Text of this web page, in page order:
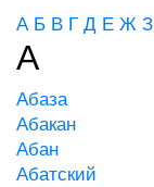
А Б В Г Д Е Ж З
А
Абаза
Абакан
Абан
Абатский